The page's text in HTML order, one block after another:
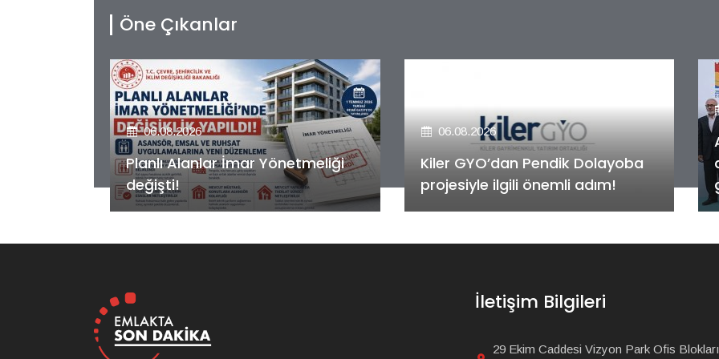
Öne Çıkanlar
06.08.2026
Kiler GYO’dan Pendik Dolayoba
projesiyle ilgili önemli adım!
06.08.2026
Alya Merkezefendi Konutları'nın
anahtar teslim töreni
gerçekleştirildi!
İletişim Bilgileri
29 Ekim Caddesi Vizyon Park Ofis